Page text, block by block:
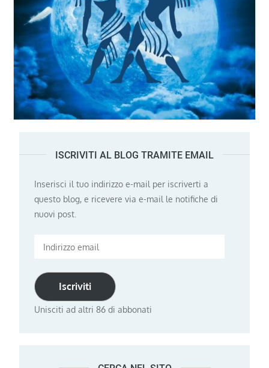
ISCRIVITI AL BLOG TRAMITE EMAIL
Inserisci il tuo indirizzo e-mail per iscriverti a
questo blog, e ricevere via e-mail le notifiche di
nuovi post.
Indirizzo
Iscriviti
Unisciti ad altri 86 di abbonati